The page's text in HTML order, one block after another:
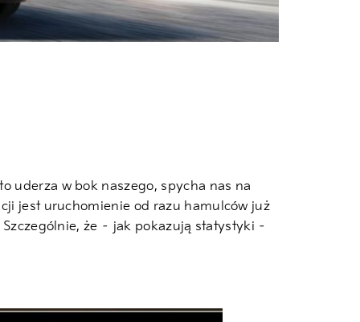
uderza w bok naszego, spycha nas na
jest uruchomienie od razu hamulców już
że – jak pokazują statystyki –